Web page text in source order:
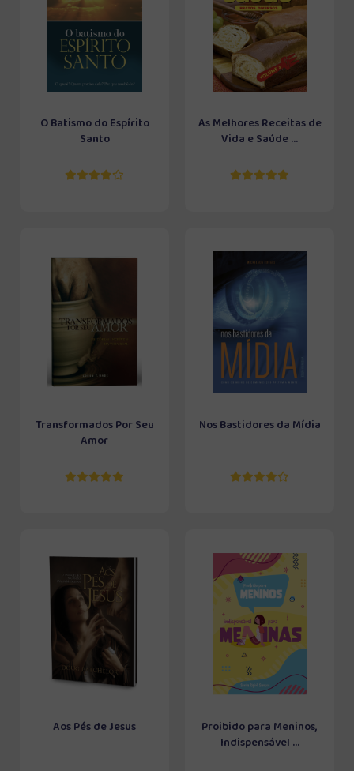
O Batismo do Espírito
Santo
As Melhores Receitas de
Vida e Saúde ...
Transformados Por Seu
Amor
Nos Bastidores da Mídia
Aos Pés de Jesus
Proibido para Meninos,
Indispensável ...